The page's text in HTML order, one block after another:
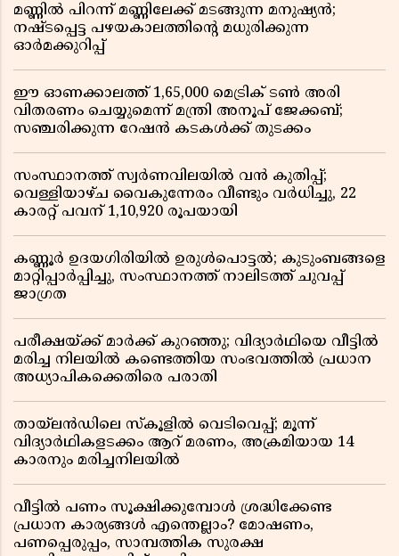
മണ്ണിൽ പിറന്ന് മണ്ണിലേക്ക് മടങ്ങുന്ന മനുഷ്യൻ;
നഷ്ടപ്പെട്ട പഴയകാലത്തിൻ്റെ മധുരിക്കുന്ന
ഓർമക്കുറിപ്പ്
ഈ ഓണക്കാലത്ത് 1,65,000 മെട്രിക് ടൺ അരി
വിതരണം ചെയ്യുമെന്ന് മന്ത്രി അനൂപ് ജേക്കബ്;
സഞ്ചരിക്കുന്ന റേഷൻ കടകൾക്ക് തുടക്കം
സംസ്ഥാനത്ത് സ്വർണവിലയിൽ വൻ കുതിപ്പ്;
വെള്ളിയാഴ്ച വൈകുന്നേരം വീണ്ടും വർധിച്ചു, 22
കാരറ്റ് പവന് 1,10,920 രൂപയായി
കണ്ണൂർ ഉദയഗിരിയിൽ ഉരുൾപൊട്ടൽ; കുടുംബങ്ങളെ
മാറ്റിപ്പാർപ്പിച്ചു, സംസ്ഥാനത്ത് നാലിടത്ത് ചുവപ്പ്
ജാഗ്രത
പരീക്ഷയ്ക്ക് മാർക്ക് കുറഞ്ഞു; വിദ്യാർഥിയെ വീട്ടിൽ
മരിച്ച നിലയിൽ കണ്ടെത്തിയ സംഭവത്തിൽ പ്രധാന
അധ്യാപികക്കെതിരെ പരാതി
തായ്‌ലൻഡിലെ സ്‌കൂളിൽ വെടിവെപ്പ്; മൂന്ന്
വിദ്യാർഥികളടക്കം ആറ് മരണം, അക്രമിയായ 14
കാരനും മരിച്ചനിലയിൽ
വീട്ടിൽ പണം സൂക്ഷിക്കുമ്പോൾ ശ്രദ്ധിക്കേണ്ട
പ്രധാന കാര്യങ്ങൾ എന്തെല്ലാം? മോഷണം,
പണപ്പെരുപ്പം, സാമ്പത്തിക സുരക്ഷ